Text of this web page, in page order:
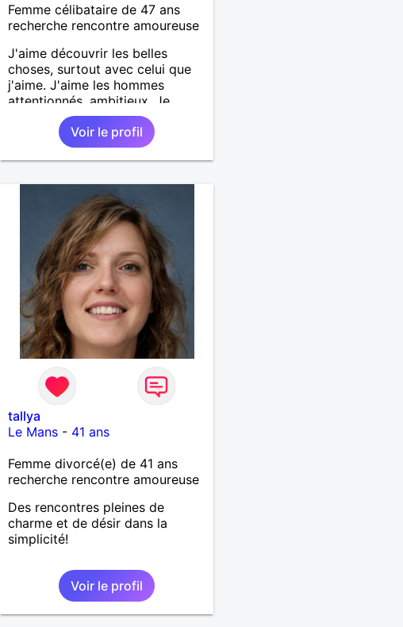
Femme célibataire de 47 ans
recherche rencontre amoureuse
J'aime découvrir les belles
choses, surtout avec celui que
j'aime. J'aime les hommes
attentionnés, ambitieux. Je
recherche quelqu'un avec qui je
pourrais tout partager car j'ai
plein d'amour à donner.
Voir le profil
tallya
Le Mans - 41 ans
Femme divorcé(e) de 41 ans
recherche rencontre amoureuse
Des rencontres pleines de
charme et de désir dans la
simplicité!
Voir le profil